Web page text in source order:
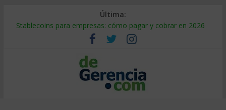
Última:
Stablecoins para empresas: cómo pagar y cobrar en 2026
Despido silencioso: qué es y por qué sale tan caro
IA en selección de personal: cómo auditarla a tiempo
Trabajo forzoso en la cadena de suministro: qué hacer
Mercado hispano de EE. UU.: cómo segmentarlo y venderle